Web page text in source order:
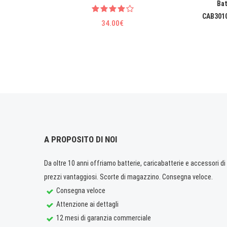
34.00€
A PROPOSITO DI NOI
Da oltre 10 anni offriamo batterie, caricabatterie e accessori
prezzi vantaggiosi. Scorte di magazzino. Consegna veloce.
Consegna veloce
Attenzione ai dettagli
12 mesi di garanzia commerciale